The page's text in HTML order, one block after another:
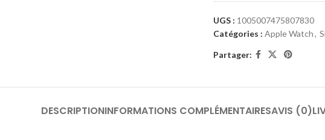
UGS : 1005007475807830
Catégories : Apple Watch,
Partager:
DESCRIPTIONINFORMATIONS COMPLÉMENTAIRESAVIS (0)